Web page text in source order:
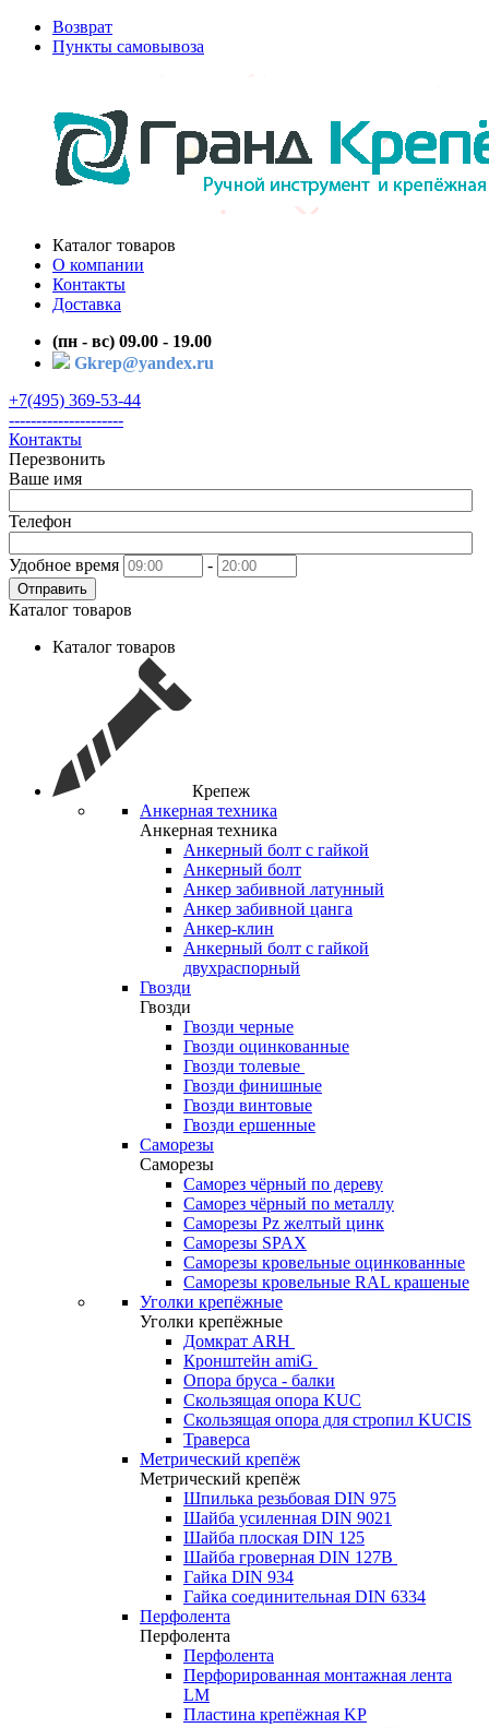
Возврат
Пункты самовывоза
Каталог товаров
О компании
Контакты
Доставка
(пн - вс) 09.00 - 19.00
Gkrep@yandex.ru
+7(495) 369-53-44
---------------------
Контакты
Перезвонить
Ваше имя
Телефон
Удобное время -
Отправить
Каталог товаров
Каталог товаров
Крепеж
Анкерная техника
Анкерная техника
Анкерный болт с гайкой
Анкерный болт
Анкер забивной латунный
Анкер забивной цанга
Анкер-клин
Анкерный болт с гайкой
двухраспорный
Гвозди
Гвозди
Гвозди черные
Гвозди оцинкованные
Гвозди толевые
Гвозди финишные
Гвозди винтовые
Гвозди ершенные
Саморезы
Саморезы
Саморез чёрный по дереву
Саморез чёрный по металлу
Саморезы Pz желтый цинк
Саморезы SPAX
Саморезы кровельные оцинкованные
Саморезы кровельные RAL крашеные
Уголки крепёжные
Уголки крепёжные
Домкрат ARH
Кронштейн amiG
Опора бруса - балки
Скользящая опора KUC
Скользящая опора для стропил KUCIS
Траверса
Метрический крепёж
Метрический крепёж
Шпилька резьбовая DIN 975
Шайба усиленная DIN 9021
Шайба плоская DIN 125
Шайба гроверная DIN 127B
Гайка DIN 934
Гайка соединительная DIN 6334
Перфолента
Перфолента
Перфолента
Перфорированная монтажная лента
LM
Пластина крепёжная KP